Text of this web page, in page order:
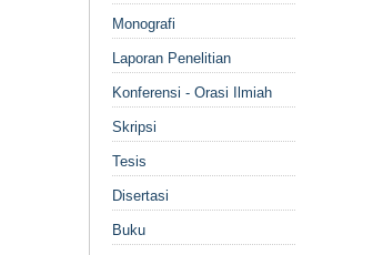
Monografi
Laporan Penelitian
Konferensi - Orasi Ilmiah
Skripsi
Tesis
Disertasi
Buku